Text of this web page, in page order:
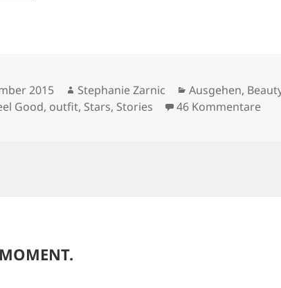
2015 Autor
Stephanie Zarnic Kategorien
Ausgehen,
Good, outfit, Stars, Stories 46 Kommentarezu